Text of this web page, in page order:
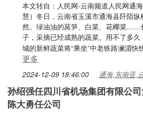
本文转自：人民网-云南频道人民网通
慧）冬日，云南省玉溪市通海县阡陌
然。绿油油的莴笋、白菜、花椰菜……
子，采摘已经成熟的蔬菜。用不了多
城的新鲜蔬菜将“乘坐”中老铁路澜湄快
更多
2024-12-09 18:46:00 通海,东南亚,
孙绍强任四川省机场集团有限公
陈大勇任公司